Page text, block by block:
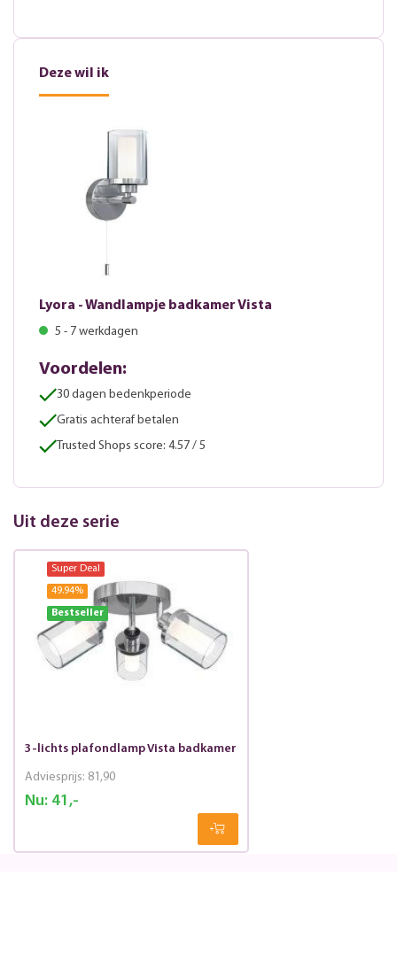
Deze wil ik
Lyora - Wandlampje badkamer Vista
5 - 7 werkdagen
Voordelen:
30 dagen bedenkperiode
Gratis achteraf betalen
Trusted Shops score: 4.57 / 5
Uit deze serie
Super Deal
49.94%
Bestseller
3-lichts plafondlamp Vista badkamer
Nu:41,-
Adviesprijs: 81,90